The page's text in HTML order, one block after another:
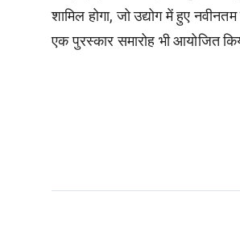
शामिल होगा, जो उद्योग में हुए
एक पुरस्कार समारोह भी आयोजित